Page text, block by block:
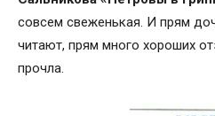
совсем свеженькая. И прям
читают, прям много хороших
прочла.